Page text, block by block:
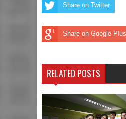
Share on Twitter
Share on Google Plus
RELATED POSTS